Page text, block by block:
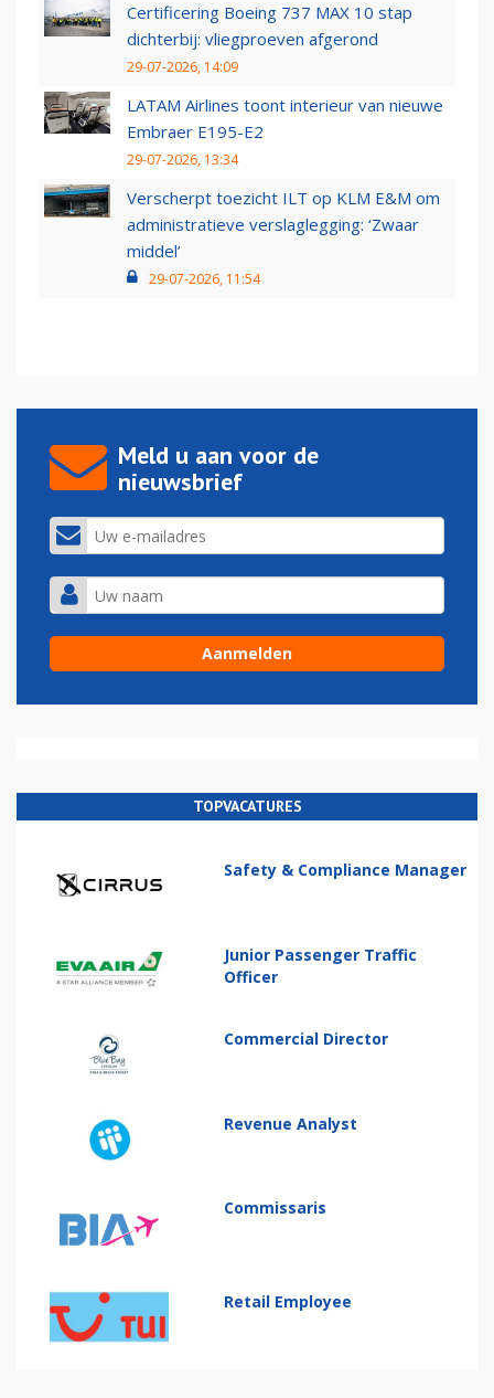
Certificering Boeing 737 MAX 10 stap
dichterbij: vliegproeven afgerond
29-07-2026, 14:09
LATAM Airlines toont interieur van nieuwe
Embraer E195-E2
29-07-2026, 13:34
Verscherpt toezicht ILT op KLM E&M om
administratieve verslaglegging: ‘Zwaar
middel’
29-07-2026, 11:54
Meld u aan voor de
nieuwsbrief
TOPVACATURES
Safety & Compliance Manager
Junior Passenger Traffic
Officer
Commercial Director
Revenue Analyst
Commissaris
Retail Employee